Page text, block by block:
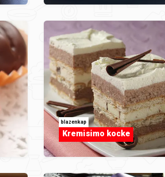
blazenkap
Kremisimo kocke